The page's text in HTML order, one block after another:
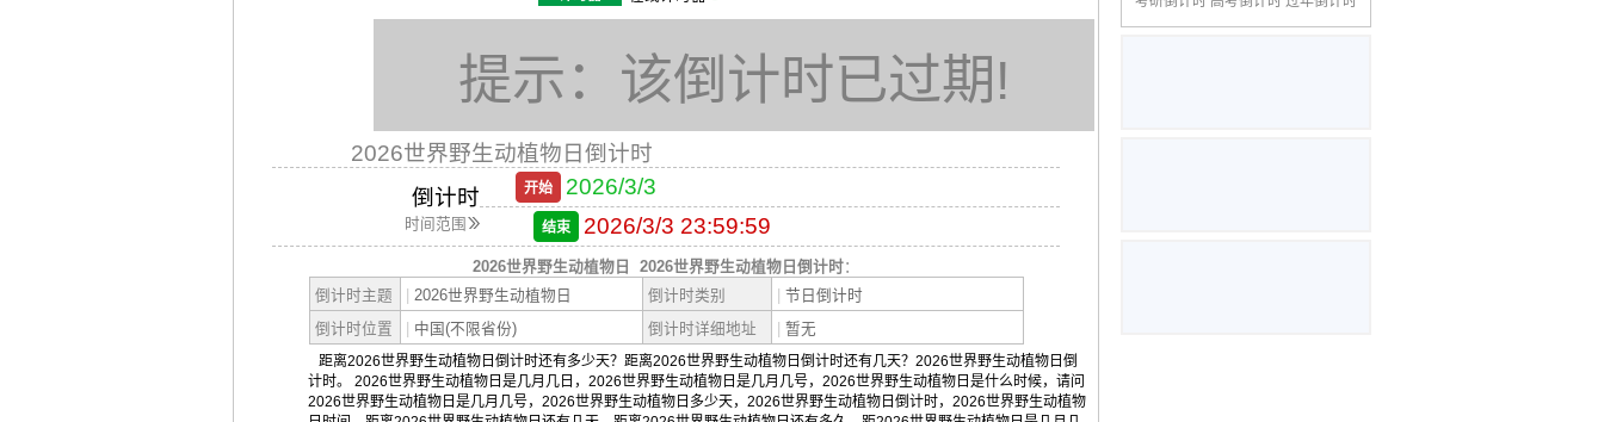
提示：该倒计时已过期!
2026世界野生动植物日倒计时
倒计时
时间范围
开始 2026/3/3
结束 2026/3/3 23:59:59
2026世界野生动植物日 2026世界野生动植物日倒计时：
倒计时主题
2026世界野生动植物日 倒计时类别
节日倒计时
倒计时位置
中国(不限省份) 倒计时详细地址
暂无
距离2026世界野生动植物日倒计时还有多少天？距离2026世界野生动植物日倒计时还有几天？2026世界野生动植物日倒
计时。 2026世界野生动植物日是几月几日，2026世界野生动植物日是几月几号，2026世界野生动植物日是什么时候，请问
2026世界野生动植物日是几月几号，2026世界野生动植物日多少天，2026世界野生动植物日倒计时，2026世界野生动植物